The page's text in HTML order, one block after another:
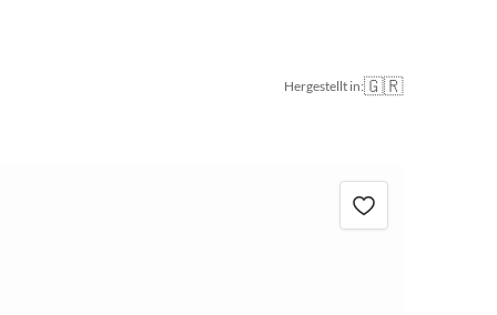
Hergestellt in:🇬🇷